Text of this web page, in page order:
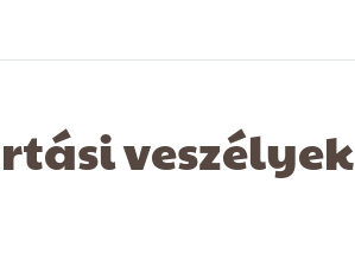
veszélyek